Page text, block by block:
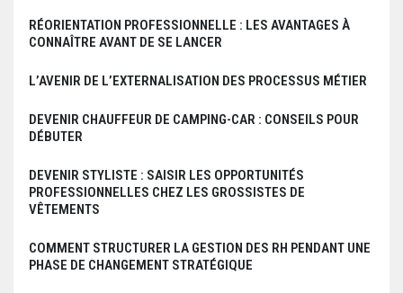
RÉORIENTATION PROFESSIONNELLE : LES AVANTAGES À
CONNAÎTRE AVANT DE SE LANCER
L’AVENIR DE L’EXTERNALISATION DES PROCESSUS MÉTIER
DEVENIR CHAUFFEUR DE CAMPING-CAR : CONSEILS POUR
DÉBUTER
DEVENIR STYLISTE : SAISIR LES OPPORTUNITÉS
PROFESSIONNELLES CHEZ LES GROSSISTES DE
VÊTEMENTS
COMMENT STRUCTURER LA GESTION DES RH PENDANT UNE
PHASE DE CHANGEMENT STRATÉGIQUE